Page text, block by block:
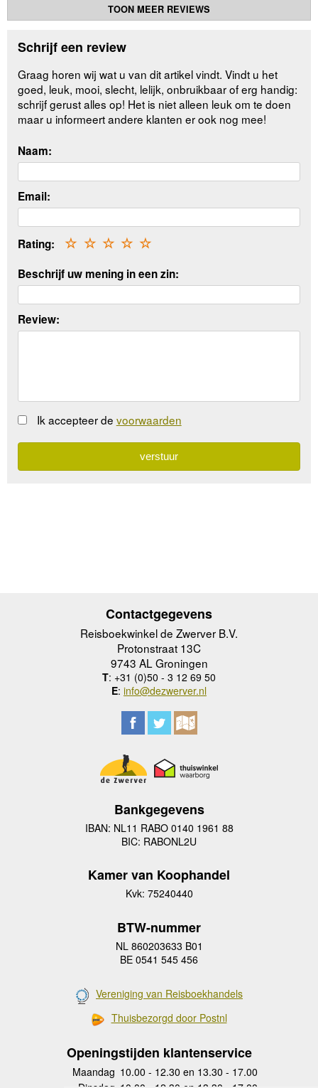
TOON MEER REVIEWS
Schrijf een review
Graag horen wij wat u van dit artikel vindt. Vindt u het
goed, leuk, mooi, slecht, lelijk, onbruikbaar of erg handig:
schrijf gerust alles op! Het is niet alleen leuk om te doen
maar u informeert andere klanten er ook nog mee!
Naam:
Email:
Rating: ☆
☆
☆
☆
☆
Beschrijf uw mening in een zin:
Review:
Ik accepteer de voorwaarden
Contactgegevens
Reisboekwinkel de Zwerver B.V.
Protonstraat 13C
9743 AL Groningen
T: +31 (0)50 - 3 12 69 50
E: info@dezwerver.nl
Bankgegevens
IBAN: NL11 RABO 0140 1961 88
BIC: RABONL2U
Kamer van Koophandel
Kvk: 75240440
BTW-nummer
NL 860203633 B01
BE 0541 545 456
Vereniging van Reisboekhandels
Thuisbezorgd door Postnl
Openingstijden klantenservice
Maandag 10.00 - 12.30 en 13.30 - 17.00